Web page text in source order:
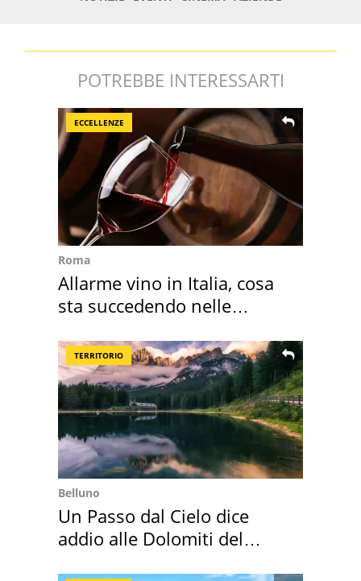
POTREBBE INTERESSARTI
ECCELLENZE
Roma
Allarme vino in Italia, cosa
sta succedendo nelle
TERRITORIO
Belluno
Un Passo dal Cielo dice
addio alle Dolomiti del